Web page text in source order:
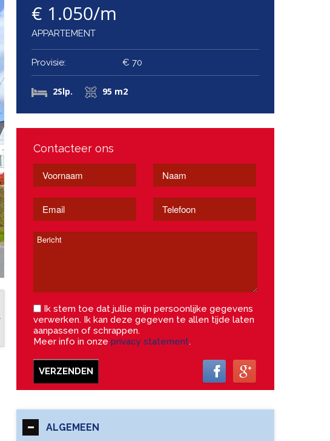
€ 1.050/m
APPARTEMENT
Provisie: € 70
2Slp. 95 m2
Contacteer ons
Ik stem toe dat jullie mijn persoonlijke gegevens
verwerken. Ik kan deze gegeven te allen tijde laten
aanpassen of schrappen.
Meer info in onze privacy statement.
VERZENDEN
ALGEMEEN